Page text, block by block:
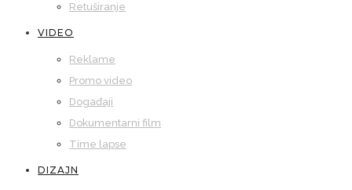
Retuširanje
VIDEO
Reklame
Promo video
Događaji
Dokumentarni film
Time lapse
DIZAJN